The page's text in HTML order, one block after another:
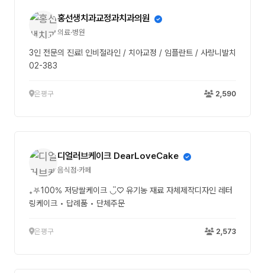
홍선생치과교정과치과의원
의료·병원
3인 전문의 진료! 인비절라인 / 치아교정 / 임플란트 / 사랑니발치
02-383
은평구 2,590
디얼러브케이크 DearLoveCake
음식점·카페
̊₊⛧100% 저당쌀케이크 ◡̎♡ 유기농 재료 자체제작디자인 레터
링케이크 • 답례품 • 단체주문
은평구 2,573